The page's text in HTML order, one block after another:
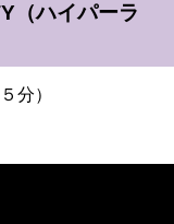
（ハイパーラ
分）